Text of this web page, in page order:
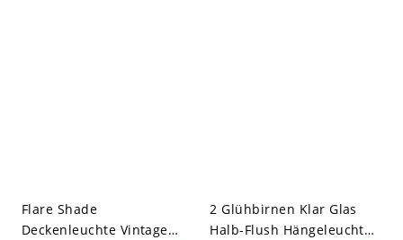
Flare Shade
Deckenleuchte Vintage
2 Glühbirnen Klar Glas
Halb-Flush Hängeleuchte